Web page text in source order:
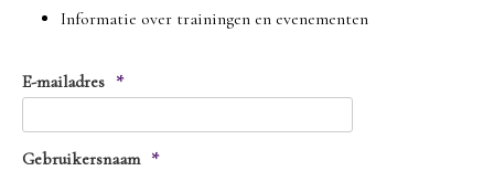
Informatie over trainingen en evenementen
E-mailadres *
Gebruikersnaam *